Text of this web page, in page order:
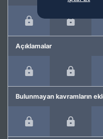
Açıklamalar
Bulunmayan kavramların